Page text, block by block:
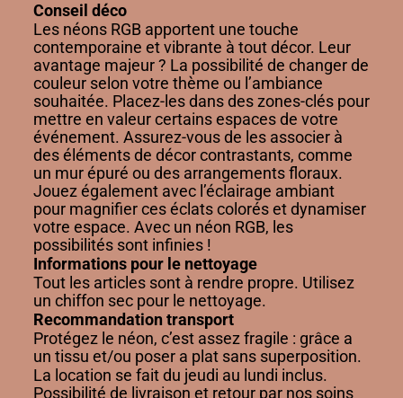
Conseil déco
Les néons RGB apportent une touche
contemporaine et vibrante à tout décor. Leur
avantage majeur ? La possibilité de changer de
couleur selon votre thème ou l’ambiance
souhaitée. Placez-les dans des zones-clés pour
mettre en valeur certains espaces de votre
événement. Assurez-vous de les associer à
des éléments de décor contrastants, comme
un mur épuré ou des arrangements floraux.
Jouez également avec l’éclairage ambiant
pour magnifier ces éclats colorés et dynamiser
votre espace. Avec un néon RGB, les
possibilités sont infinies !
Informations pour le nettoyage
Tout les articles sont à rendre propre. Utilisez
un chiffon sec pour le nettoyage.
Recommandation transport
Protégez le néon, c’est assez fragile : grâce a
un tissu et/ou poser a plat sans superposition.
La location se fait du jeudi au lundi inclus.
Possibilité de livraison et retour par nos soins